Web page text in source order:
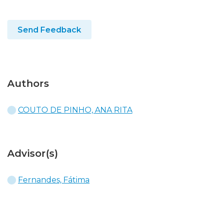
Send Feedback
Authors
COUTO DE PINHO, ANA RITA
Advisor(s)
Fernandes, Fátima